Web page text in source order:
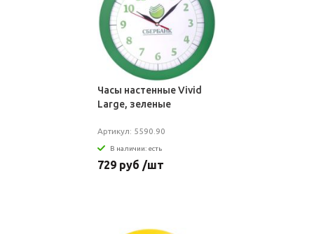
Часы настенные Vivid
Large, зеленые
Артикул: 5590.90
В наличии: есть
729 руб /шт